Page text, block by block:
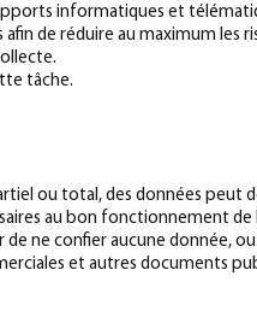
informatiques et
de réduire au maximum les
tâche.
ou total, des données peut
au bon fonctionnement de
ne confier aucune donnée,
et autres documents